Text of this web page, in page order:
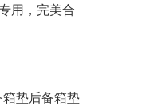
用，完美合
垫后备箱垫